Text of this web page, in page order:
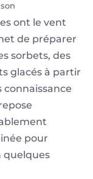
ont le vent
de préparer
sorbets, des
glacés à partir
connaissance
pour
quelques